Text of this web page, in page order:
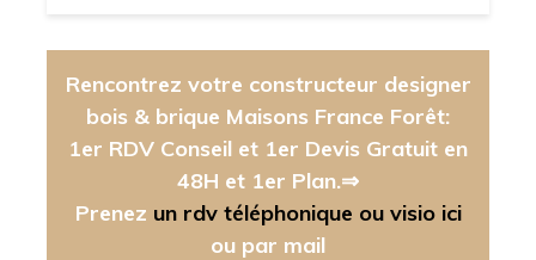
Rencontrez votre constructeur designer
bois & brique Maisons France Forêt:
1er RDV Conseil et 1er Devis Gratuit en
48H et 1er Plan.⇒
Prenez un rdv téléphonique ou visio ici
ou par mail